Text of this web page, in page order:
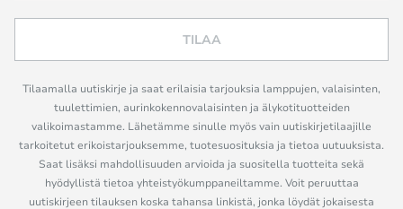
TILAA
Tilaamalla uutiskirje ja saat erilaisia tarjouksia lamppujen, valaisinten,
tuulettimien, aurinkokennovalaisinten ja älykotituotteiden
valikoimastamme. Lähetämme sinulle myös vain uutiskirjetilaajille
tarkoitetut erikoistarjouksemme, tuotesuosituksia ja tietoa uutuuksista.
Saat lisäksi mahdollisuuden arvioida ja suositella tuotteita sekä
hyödyllistä tietoa yhteistyökumppaneiltamme. Voit peruuttaa
uutiskirjeen tilauksen koska tahansa linkistä, jonka löydät jokaisesta